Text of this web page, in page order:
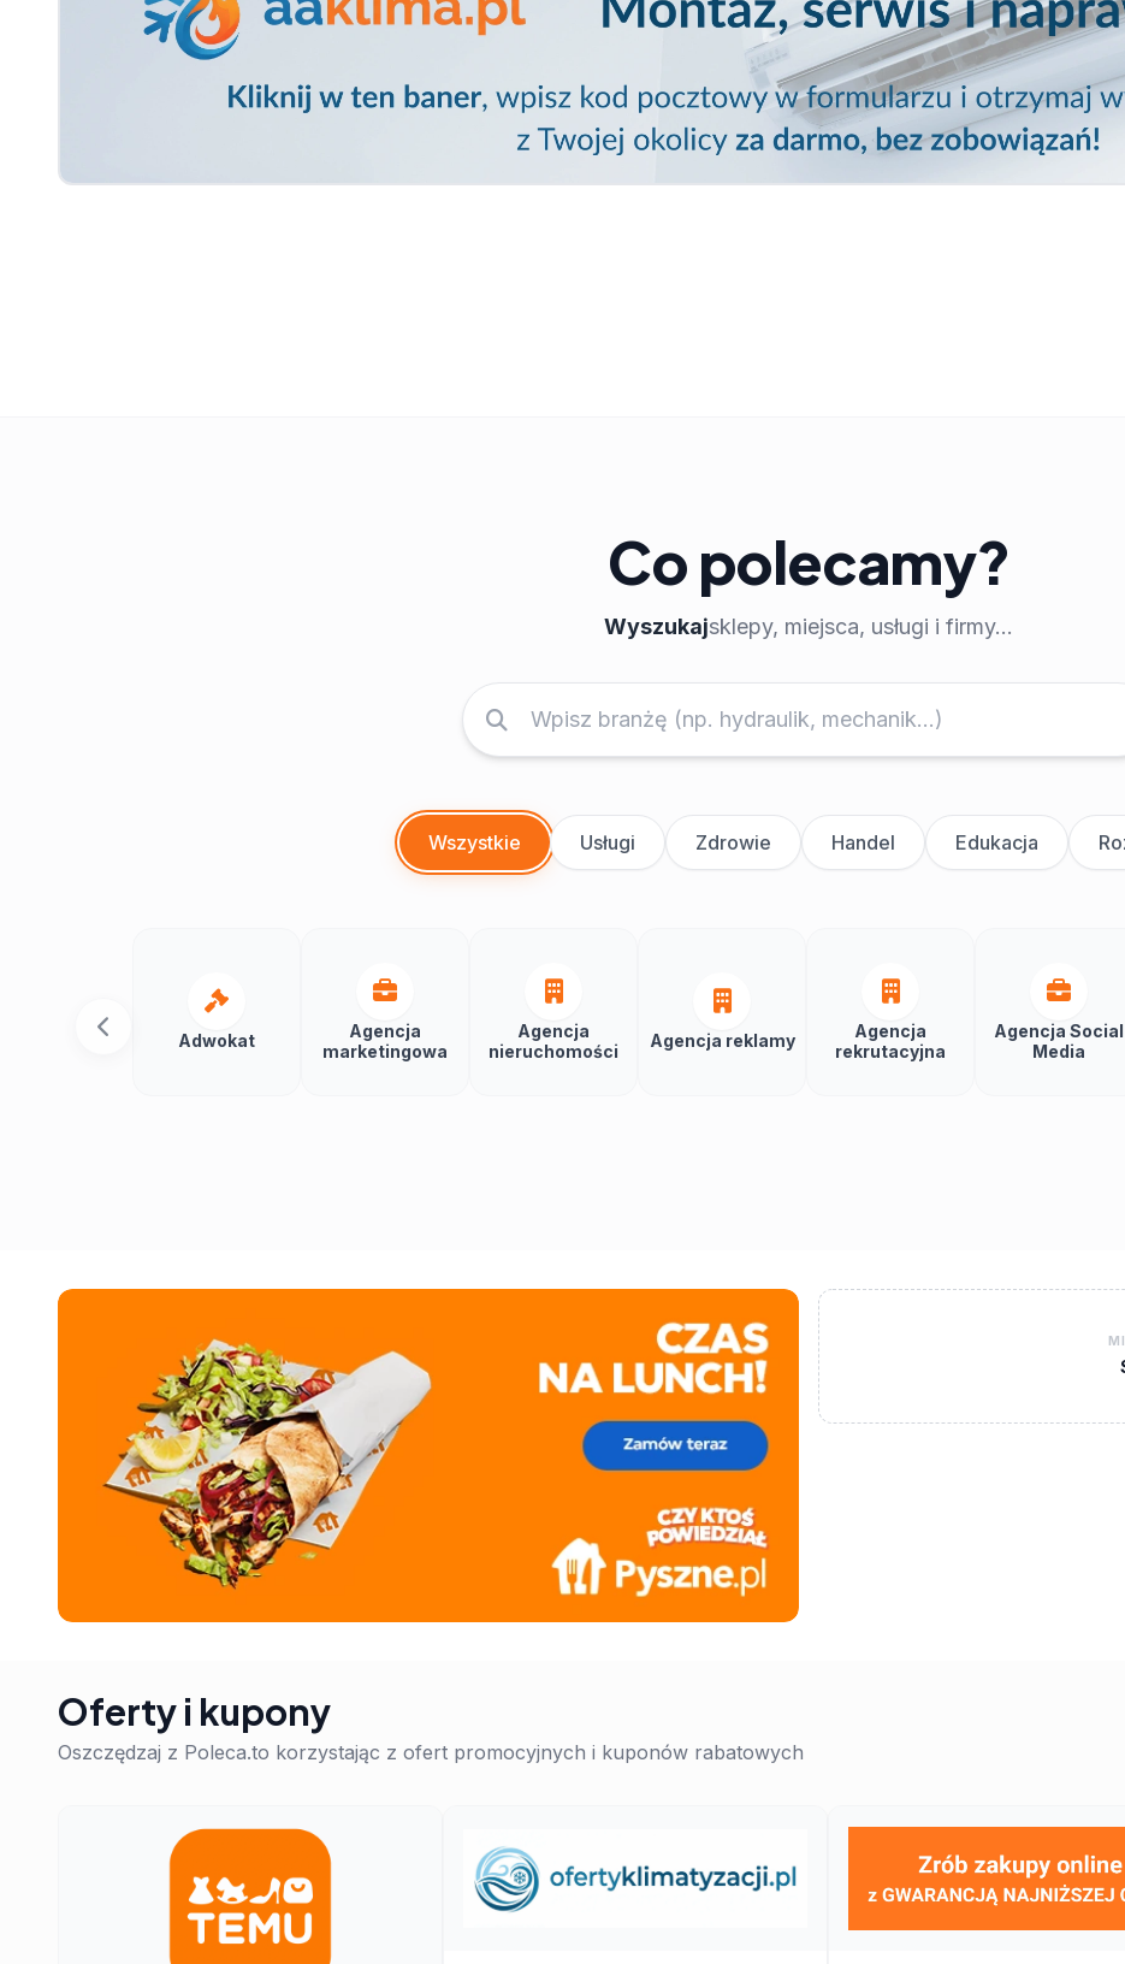
Co polecamy?
Wyszukajsklepy, miejsca, usługi i firmy...
Wszystkie Usługi Zdrowie Handel Edukacja
Adwokat
Agencja
marketingowa
Agencja
nieruchomości
Agencja reklamy
Agencja
rekrutacyjna
Agencja Social
Media
Oferty i kupony
Oszczędzaj z Poleca.to korzystając z ofert promocyjnych i kuponów rabatowych